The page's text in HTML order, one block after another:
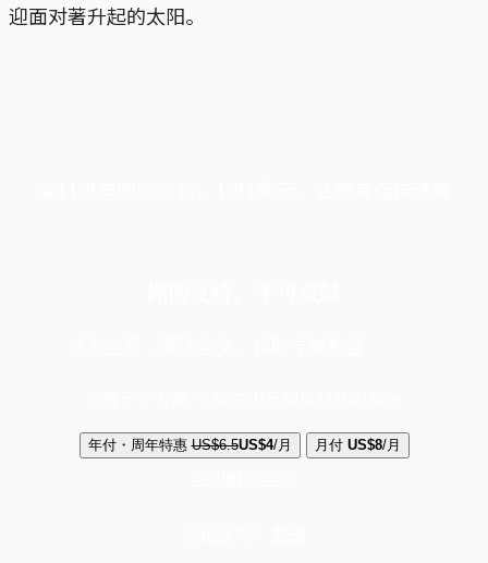
迎面对著升起的太阳。
年付・周年特惠 US$6.5US$4/月 月付 US$8/月